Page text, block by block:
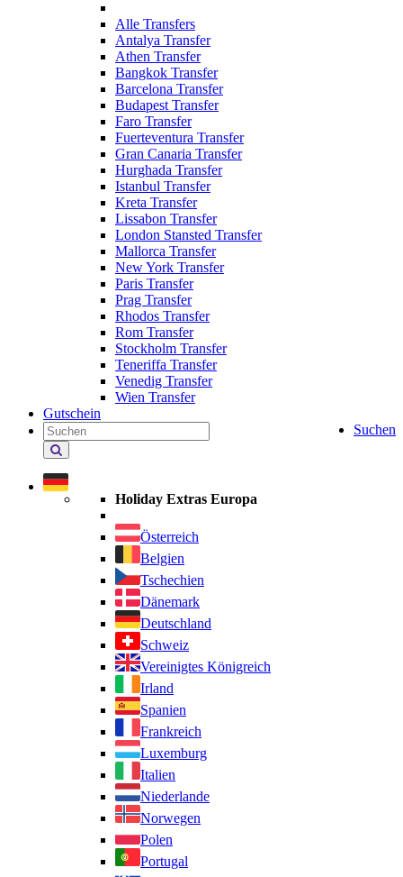
Alle Transfers
Antalya Transfer
Athen Transfer
Bangkok Transfer
Barcelona Transfer
Budapest Transfer
Faro Transfer
Fuerteventura Transfer
Gran Canaria Transfer
Hurghada Transfer
Istanbul Transfer
Kreta Transfer
Lissabon Transfer
London Stansted Transfer
Mallorca Transfer
New York Transfer
Paris Transfer
Prag Transfer
Rhodos Transfer
Rom Transfer
Stockholm Transfer
Teneriffa Transfer
Venedig Transfer
Wien Transfer
Gutschein
Suchen
Holiday
Extras
durchsuchen
Holiday Extras Europa
Österreich
Belgien
Tschechien
Dänemark
Deutschland
Schweiz
Vereinigtes Königreich
Irland
Spanien
Frankreich
Luxemburg
Italien
Niederlande
Norwegen
Polen
Portugal